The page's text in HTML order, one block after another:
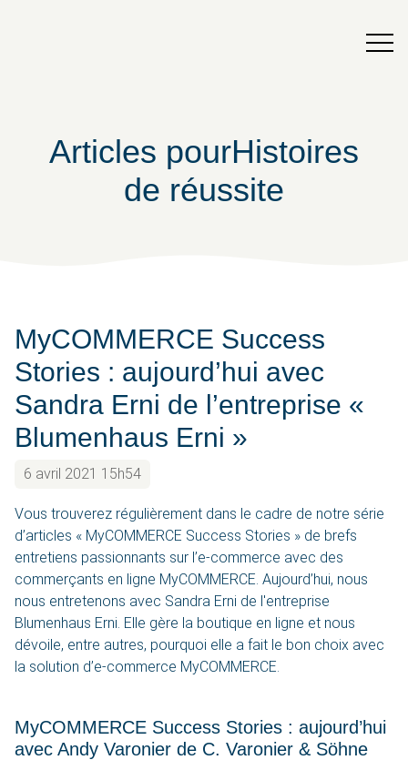
Articles pourHistoires
de réussite
MyCOMMERCE Success
Stories : aujourd’hui avec
Sandra Erni de l’entreprise «
Blumenhaus Erni »
6 avril 2021 15h54
Vous trouverez régulièrement dans le cadre de notre série
d’articles « MyCOMMERCE Success Stories » de brefs
entretiens passionnants sur l’e-commerce avec des
commerçants en ligne MyCOMMERCE. Aujourd’hui, nous
nous entretenons avec Sandra Erni de l'entreprise
Blumenhaus Erni. Elle gère la boutique en ligne et nous
dévoile, entre autres, pourquoi elle a fait le bon choix avec
la solution d’e-commerce MyCOMMERCE.
MyCOMMERCE Success Stories : aujourd’hui
avec Andy Varonier de C. Varonier & Söhne